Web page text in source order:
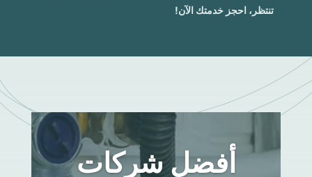
تنتظر، احجز خدمتك الآن!
أفضل شركات